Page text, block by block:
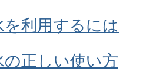
を利用するには
の正しい使い方